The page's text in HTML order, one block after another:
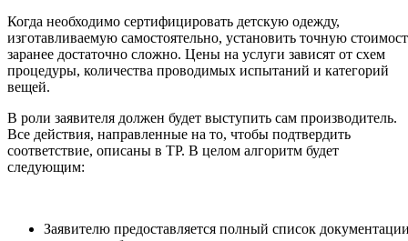
Когда необходимо сертифицировать детскую одежду,
изготавливаемую самостоятельно, установить точную
заранее достаточно сложно. Цены на услуги зависят от схем
процедуры, количества проводимых испытаний и категорий
вещей.
В роли заявителя должен будет выступить сам производитель.
Все действия, направленные на то, чтобы подтвердить
соответствие, описаны в ТР. В целом алгоритм будет
следующим:
Заявителю предоставляется полный список